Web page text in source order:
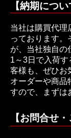
【納期につい
当社は購買代理
っております。
が、当社独自の
1～3日で入荷
客様も、ぜひお
オーダーや商品
すので、まずは
【お問合せ